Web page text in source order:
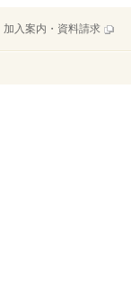
加入案内・資料請求